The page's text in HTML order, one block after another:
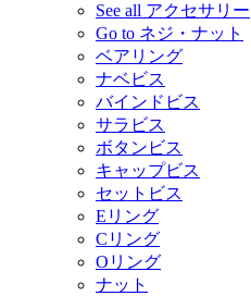
See all アクセサリー
Go to ネジ・ナット
ベアリング
ナベビス
バインドビス
サラビス
ボタンビス
キャップビス
セットビス
Eリング
Cリング
Oリング
ナット